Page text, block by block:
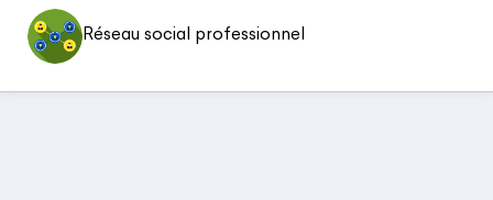
Réseau social professionnel